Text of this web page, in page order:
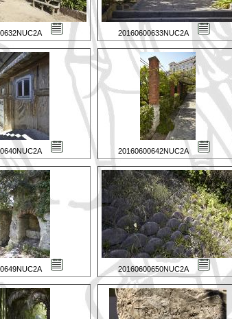
20160600633NUC2A
20160600642NUC2A
20160600650NUC2A